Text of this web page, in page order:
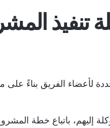
تنفيذ
لأعضاء الفريق بناءً على
إليهم، باتباع خطة